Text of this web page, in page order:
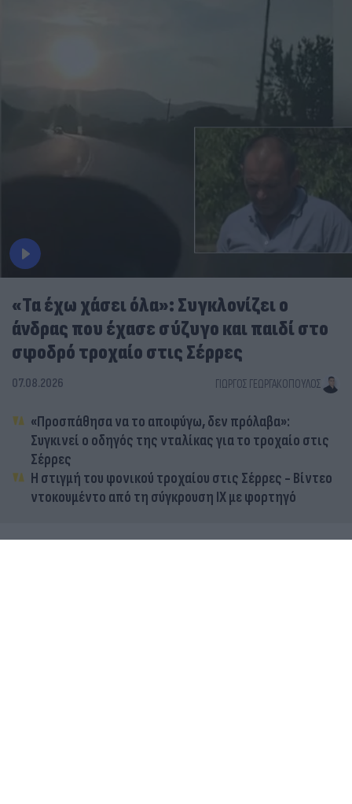
«Τα έχω χάσει όλα»: Συγκλονίζει ο
άνδρας που έχασε σύζυγο και παιδί στο
σφοδρό τροχαίο στις Σέρρες
07.08.2026 ΓΙΏΡΓΟΣ ΓΕΩΡΓΑΚΌΠΟΥΛΟΣ
«Προσπάθησα να το αποφύγω, δεν πρόλαβα»:
Συγκινεί ο οδηγός της νταλίκας για το τροχαίο στις
Σέρρες
Η στιγμή του φονικού τροχαίου στις Σέρρες - Βίντεο
ντοκουμέντο από τη σύγκρουση ΙΧ με φορτηγό